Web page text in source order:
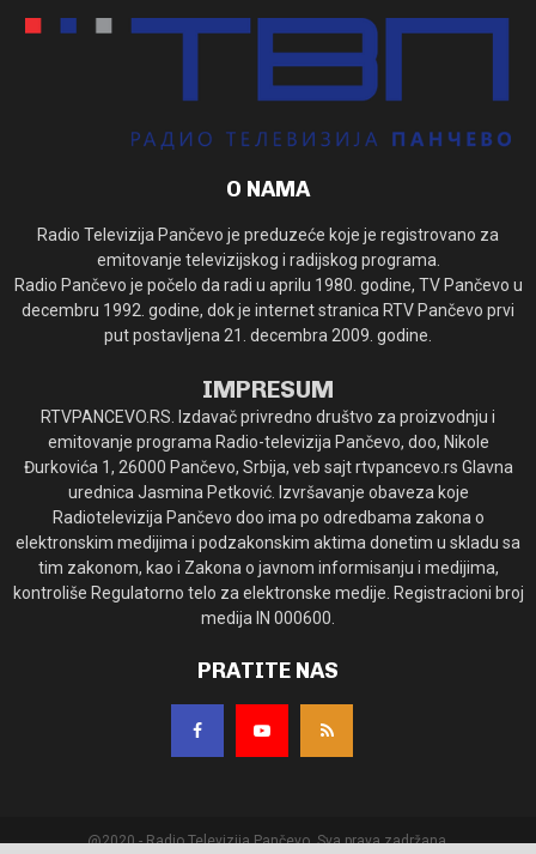
O NAMA
Radio Televizija Pančevo je preduzeće koje je registrovano za
emitovanje televizijskog i radijskog programa.
Radio Pančevo je počelo da radi u aprilu 1980. godine, TV Pančevo u
decembru 1992. godine, dok je internet stranica RTV Pančevo prvi
put postavljena 21. decembra 2009. godine.
IMPRESUM
RTVPANCEVO.RS. Izdavač privredno društvo za proizvodnju i
emitovanje programa Radio-televizija Pančevo, doo, Nikole
Đurkovića 1, 26000 Pančevo, Srbija, veb sajt rtvpancevo.rs Glavna
urednica Jasmina Petković. Izvršavanje obaveza koje
Radiotelevizija Pančevo doo ima po odredbama zakona o
elektronskim medijima i podzakonskim aktima donetim u skladu sa
tim zakonom, kao i Zakona o javnom informisanju i medijima,
kontroliše Regulatorno telo za elektronske medije. Registracioni broj
medija IN 000600.
PRATITE NAS
@2020 - Radio Televizija Pančevo. Sva prava zadržana.